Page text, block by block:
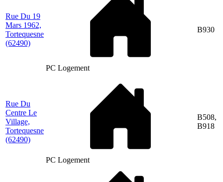
Rue Du 19
Mars 1962,
Tortequesne
(62490)
PC Logement
B930
Rue Du
Centre Le
Village,
Tortequesne
(62490)
PC Logement
B508,
B918